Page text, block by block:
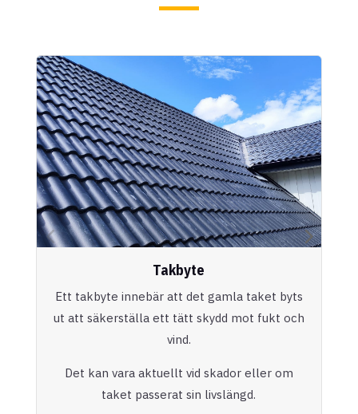
Takbyte
Ett takbyte innebär att det gamla taket byts
ut att säkerställa ett tätt skydd mot fukt och
vind.
Det kan vara aktuellt vid skador eller om
taket passerat sin livslängd.